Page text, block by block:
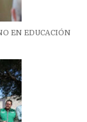
EN EDUCACIÓN